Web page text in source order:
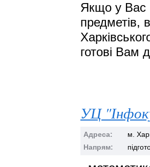
Якщо у Вас
предметів,
готові Вам
УЦ
Адреса:
м.
Напрям: